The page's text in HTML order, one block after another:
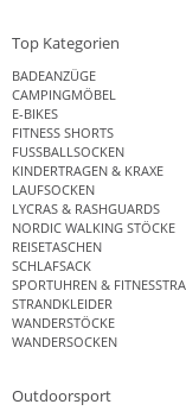
Top Kategorien
BADEANZÜGE
CAMPINGMÖBEL
E-BIKES
FITNESS SHORTS
FUSSBALLSOCKEN
KINDERTRAGEN & KRAXE
LAUFSOCKEN
LYCRAS & RASHGUARDS
NORDIC WALKING STÖCKE
REISETASCHEN
SCHLAFSACK
SPORTUHREN &
STRANDKLEIDER
WANDERSTÖCKE
WANDERSOCKEN
Outdoorsport